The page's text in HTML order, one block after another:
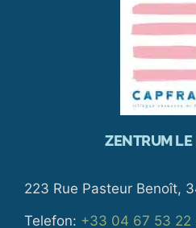
ZENTRUM LE
223 Rue Pasteur Benoît,
Telefon: +33 04 67 53 22